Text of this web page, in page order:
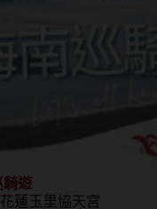
遊
蓮玉里協天宮